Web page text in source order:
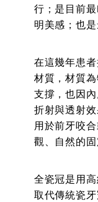
行；是目前
明美感；也
在這幾年患
材質，材質
支撐，也因
折射與透射
用於前牙咬
觀、自然的固
全瓷冠是用
取代傳統瓷